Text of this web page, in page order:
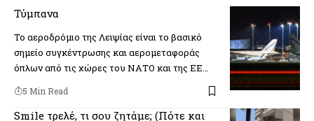
Τύμπανα
Το αεροδρόμιο της Λειψίας είναι το βασικό
σημείο συγκέντρωσης και αερομεταφοράς
όπλων από τις χώρες του ΝΑΤΟ και της ΕΕ…
5 Min Read
Smile τρελέ, τι σου ζητάμε; (Πότε και